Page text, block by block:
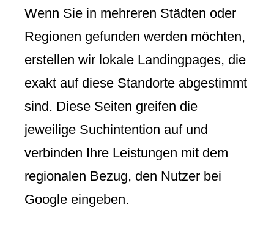
Wenn Sie in mehreren Städten oder
Regionen gefunden werden möchten,
erstellen wir lokale Landingpages, die
exakt auf diese Standorte abgestimmt
sind. Diese Seiten greifen die
jeweilige Suchintention auf und
verbinden Ihre Leistungen mit dem
regionalen Bezug, den Nutzer bei
Google eingeben.